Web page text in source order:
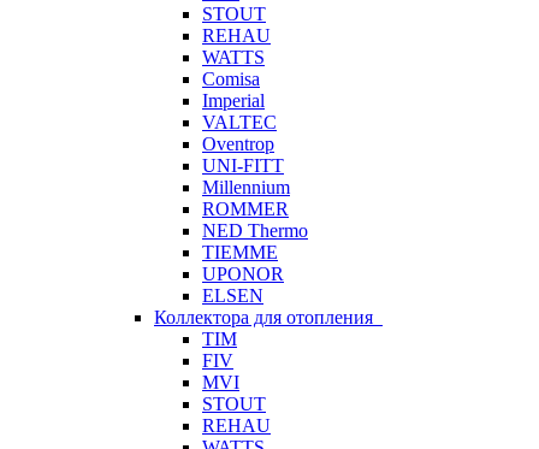
STOUT
REHAU
WATTS
Comisa
Imperial
VALTEC
Oventrop
UNI-FITT
Millennium
ROMMER
NED Thermo
TIEMME
UPONOR
ELSEN
Коллектора для отопления
TIM
FIV
MVI
STOUT
REHAU